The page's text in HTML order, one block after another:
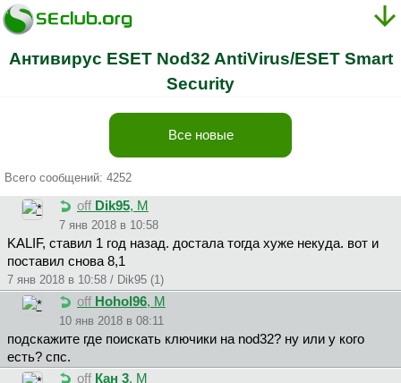
Антивирус ESET Nod32 AntiVirus/ESET Smart
Security
Все новые
Всего сообщений: 4252
off Dik95, М
7 янв 2018 в 10:58
KALIF, ставил 1 год назад. достала тогда хуже некуда. вот и
поставил снова 8,1
7 янв 2018 в 10:58 / Dik95 (1)
off Hohol96, М
10 янв 2018 в 08:11
подскажите где поискать ключики на nod32? ну или у кого
есть? спс.
off Кан 3, М